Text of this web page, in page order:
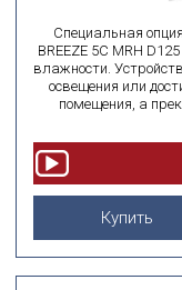
Специальная
BREEZE 5C MRH
влажности.
освещения или
помещения, а
Купить